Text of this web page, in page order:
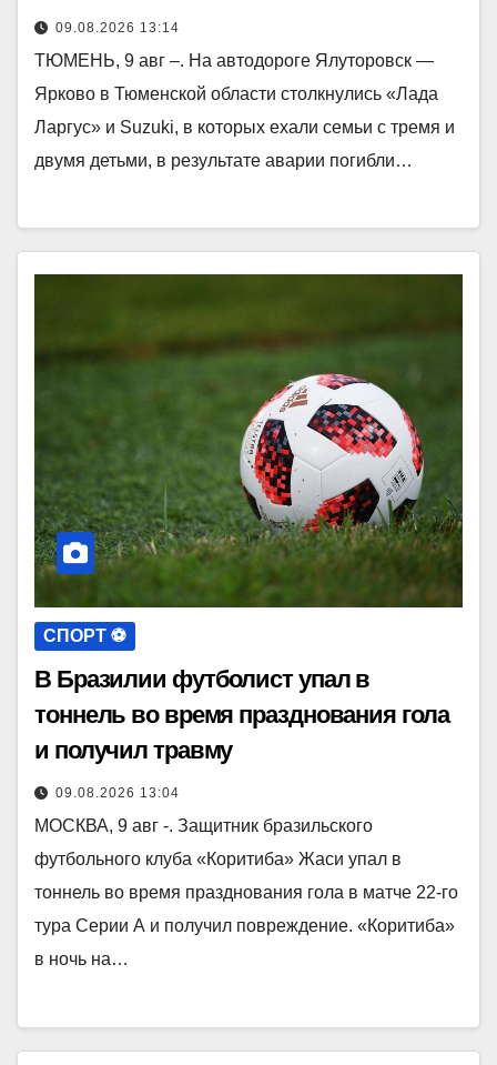
09.08.2026 13:14
ТЮМЕНЬ, 9 авг –. На автодороге Ялуторовск —
Ярково в Тюменской области столкнулись «Лада
Ларгус» и Suzuki, в которых ехали семьи с тремя и
двумя детьми, в результате аварии погибли…
СПОРТ ⚽️
В Бразилии футболист упал в
тоннель во время празднования гола
и получил травму
09.08.2026 13:04
МОСКВА, 9 авг -. Защитник бразильского
футбольного клуба «Коритиба» Жаси упал в
тоннель во время празднования гола в матче 22-го
тура Серии А и получил повреждение. «Коритиба»
в ночь на…